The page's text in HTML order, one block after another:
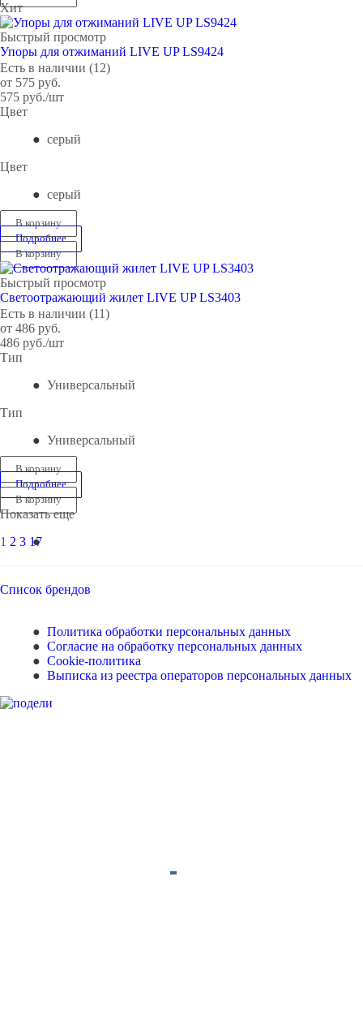
Хит
Быстрый просмотр
Упоры для отжиманий LIVE UP LS9424
Есть в наличии (12)
от 575 руб.
575 руб./шт
Цвет
серый
Цвет
серый
В корзину
Подробнее
В корзину
Быстрый просмотр
Светоотражающий жилет LIVE UP LS3403
Есть в наличии (11)
от 486 руб.
486 руб./шт
Тип
Универсальный
Тип
Универсальный
В корзину
Подробнее
В корзину
Показать еще
1 2 3 17
Список брендов
Политика обработки персональных данных
Согласие на обработку персональных данных
Cookie-политика
Выписка из реестра операторов персональных данных